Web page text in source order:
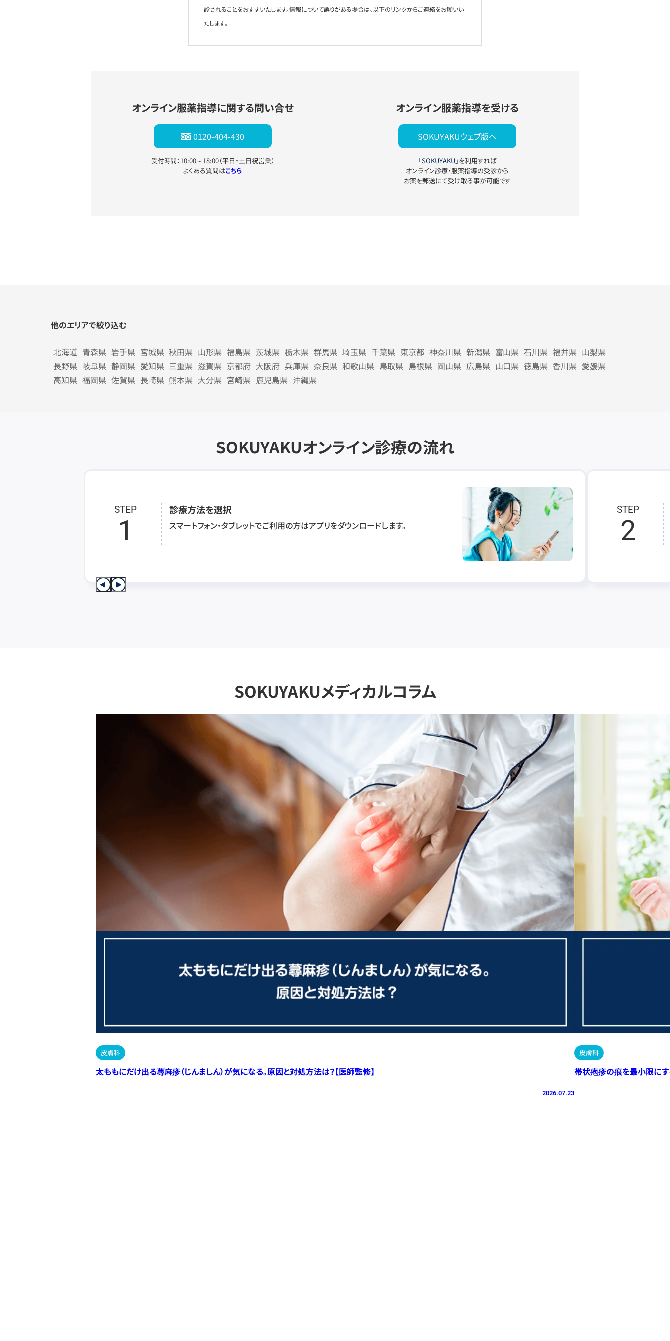
診されることをおすすいたします。情報について誤りがある場合は、以下のリンクからご連絡をお願いい
たします。
オンライン服薬指導に関する問い合せ
0120-404-430
受付時間：10:00～18:00（平日・土日祝営業）
よくある質問はこちら
オンライン服薬指導を受ける
SOKUYAKUウェブ版へ
「SOKUYAKU」を利用すれば
オンライン診療・服薬指導の受診から
お薬を郵送にて受け取る事が可能です
他のエリアで絞り込む
北海道 青森県 岩手県 宮城県 秋田県 山形県 福島県 茨城県 栃木県 群馬県 埼玉県 千葉県 東京都 神奈川県 新潟県 富山県 石川県 福井県 山梨県
長野県 岐阜県 静岡県 愛知県 三重県 滋賀県 京都府 大阪府 兵庫県 奈良県 和歌山県 鳥取県 島根県 岡山県 広島県 山口県 徳島県 香川県 愛媛県
高知県 福岡県 佐賀県 長崎県 熊本県 大分県 宮崎県 鹿児島県 沖縄県
SOKUYAKUオンライン診療の流れ
STEP
1
診療方法を選択
スマートフォン・タブレットでご利用の方はアプリをダウンロードします。
STEP
2
SOKUYAKUメディカルコラム
皮膚科
太ももにだけ出る蕁麻疹（じんましん）が気になる。原因と対処方法は？【医師監修】
2026.07.23
皮膚科
帯状疱疹の痕を最小限にす